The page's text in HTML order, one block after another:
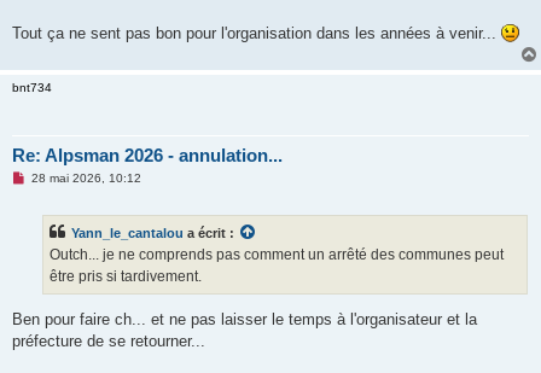
Tout ça ne sent pas bon pour l'organisation dans les années à venir...
bnt734
Re: Alpsman 2026 - annulation...
M
l
u
28 mai 2026, 10:12
Yann_le_cantalou a écrit :
Outch... je ne comprends pas comment un arrêté des communes peut
être pris si tardivement.
Ben pour faire ch... et ne pas laisser le temps à l'organisateur et la
préfecture de se retourner...